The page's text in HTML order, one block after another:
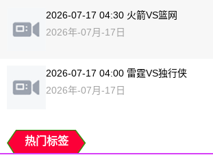
2026-07-17 04:30 火箭VS篮网
2026年-07月-17日
2026-07-17 04:00 雷霆VS独行侠
2026年-07月-17日
热门标签